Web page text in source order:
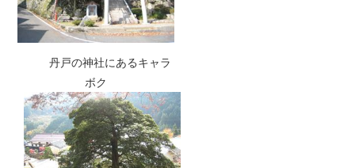
丹戸の神社にあるキャラ
ボク